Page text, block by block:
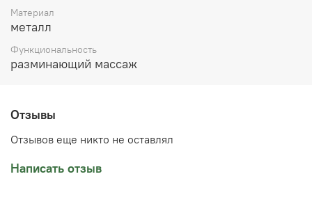
Материал
металл
Функциональность
разминающий массаж
Отзывы
Отзывов еще никто не оставлял
Написать отзыв